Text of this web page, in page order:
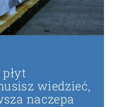
wiedzieć,
naczepa